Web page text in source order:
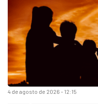
4 de agosto de 2026 - 12:15